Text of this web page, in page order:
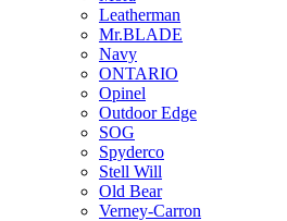
Leatherman
Mr.BLADE
Navy
ONTARIO
Opinel
Outdoor Edge
SOG
Spyderco
Stell Will
Old Bear
Verney-Carron